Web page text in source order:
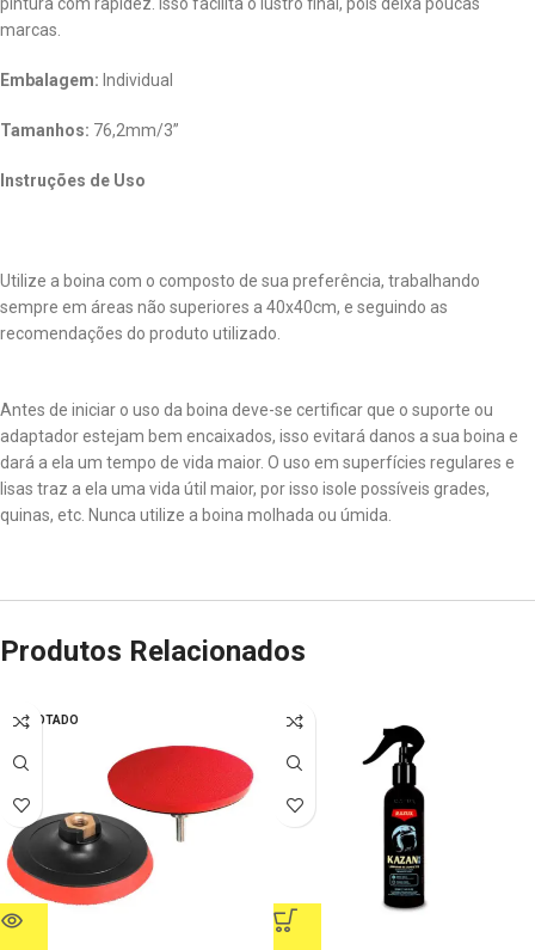
marcas.
Embalagem: Individual
Tamanhos: 76,2mm/3”
Instruções de Uso
Utilize a boina com o composto de sua preferência, trabalhando
sempre em áreas não superiores a 40x40cm, e seguindo as
recomendações do produto utilizado.
Antes de iniciar o uso da boina deve-se certificar que o suporte ou
adaptador estejam bem encaixados, isso evitará danos a sua boina e
dará a ela um tempo de vida maior. O uso em superfícies regulares e
lisas traz a ela uma vida útil maior, por isso isole possíveis grades,
quinas, etc. Nunca utilize a boina molhada ou úmida.
Produtos Relacionados
ESGOTADO